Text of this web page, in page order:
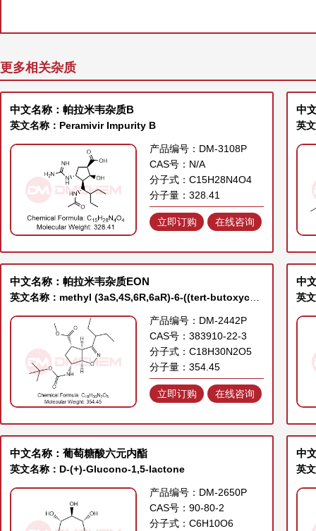
更多相关杂质
中文名称：帕拉米韦杂质B
英文名称：Peramivir Impurity B
产品编号：DM-3108P
CAS号：N/A
分子式：C15H28N4O4
分子量：328.41
立即订购 在线咨询
中文名称：帕拉米韦杂质EON
英文名称：methyl (3aS,4S,6R,6aR)-6-((tert-butoxycarbonyl)amino)-3-(pentan-3-yl)-3a,5,6,6a-tetrahy dro-4H-cyclopenta[d]isoxazole-4-carboxylate
产品编号：DM-2442P
CAS号：383910-22-3
分子式：C18H30N2O5
分子量：354.45
立即订购 在线咨询
中
英
中文名称：葡萄糖酸六元内酯
英文名称：D-(+)-Glucono-1,5-lactone
产品编号：DM-2650P
CAS号：90-80-2
分子式：C6H10O6
中